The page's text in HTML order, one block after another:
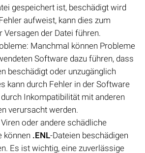
gespeichert ist, beschädigt wird
aufweist, kann dies zum
Versagen der Datei führen.
Manchmal können Probleme
Software dazu führen, dass
beschädigt oder unzugänglich
kann durch Fehler in der Software
Inkompatibilität mit anderen
verursacht werden.
oder andere schädliche
können .ENL-Dateien beschädigen
Es ist wichtig, eine zuverlässige